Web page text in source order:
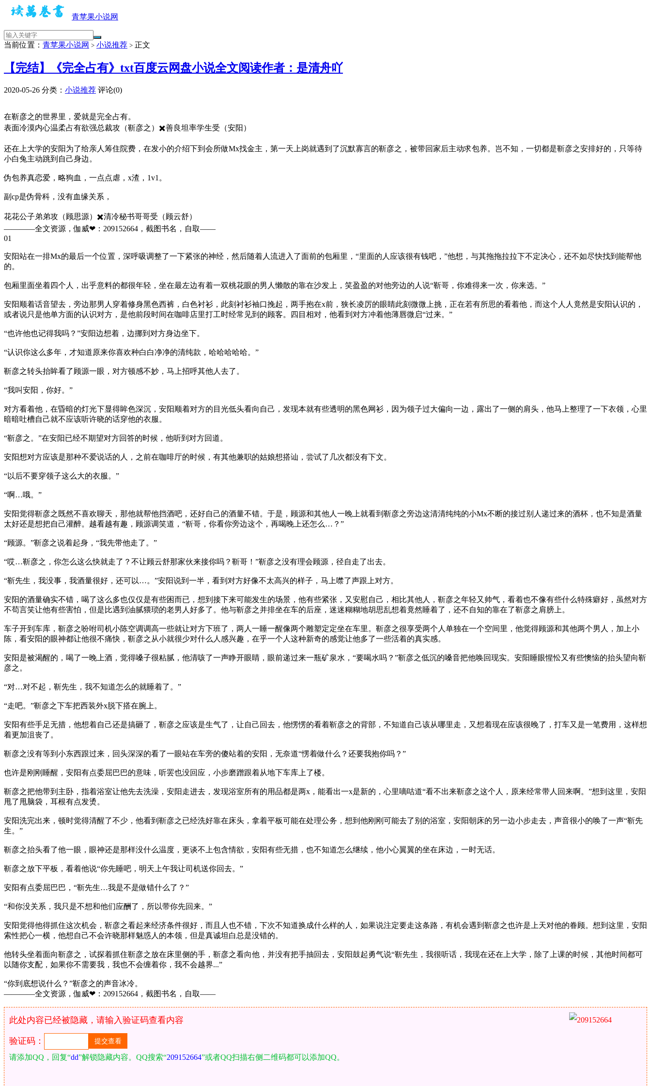
青苹果小说网
当前位置： 青苹果小说网 > 小说推荐 > 正文
【完结】《完全占有》txt百度云网盘小说全文阅读作者：是清舟吖
2020-05-26 分类： 小说推荐 评论(0)
​​在靳彦之的世界里，爱就是完全占有。
表面冷漠内心温柔占有欲强总裁攻（靳彦之）✖️善良坦率学生受（安阳）
还在上大学的安阳为了给亲人筹住院费，在发小的介绍下到会所做Mx找金主，第一天上岗就遇到了沉默寡言的靳彦之，被带回家后主动求包养。岂不知，一切都是靳彦之安排好的，只等待
小白兔主动跳到自己身边。
伪包养真恋爱，略狗血，一点点虐，x渣，1v1。
副cp是伪骨科，没有血缘关系，
花花公子弟弟攻（顾思源）✖️清冷秘书哥哥受（顾云舒）
————全文资源，伽威❤：209152664，截图书名，自取——​​​​
01
安阳站在一排Mx的最后一个位置，深呼吸调整了一下紧张的神经，然后随着人流进入了面前的包厢里，“里面的人应该很有钱吧，”他想，与其拖拖拉拉下不定决心，还不如尽快找到能帮他
的。
包厢里面坐着四个人，出乎意料的都很年轻，坐在最左边有着一双桃花眼的男人懒散的靠在沙发上，笑盈盈的对他旁边的人说“靳哥，你难得来一次，你来选。”
安阳顺着话音望去，旁边那男人穿着修身黑色西裤，白色衬衫，此刻衬衫袖口挽起，两手抱在x前，狭长凌厉的眼睛此刻微微上挑，正在若有所思的看着他，而这个人人竟然是安阳认识的，
或者说只是他单方面的认识对方，是他前段时间在咖啡店里打工时经常见到的顾客。四目相对，他看到对方冲着他薄唇微启“过来。”
“也许他也记得我吗？”安阳边想着，边挪到对方身边坐下。
“认识你这么多年，才知道原来你喜欢种白白净净的清纯款，哈哈哈哈哈。”
靳彦之转头抬眸看了顾源一眼，对方顿感不妙，马上招呼其他人去了。
“我叫安阳，你好。”
对方看着他，在昏暗的灯光下显得眸色深沉，安阳顺着对方的目光低头看向自己，发现本就有些透明的黑色网衫，因为领子过大偏向一边，露出了一侧的肩头，他马上整理了一下衣领，心里
暗暗吐槽自己就不应该听许晓的话穿他的衣服。
“靳彦之。”在安阳已经不期望对方回答的时候，他听到对方回道。
安阳想对方应该是那种不爱说话的人，之前在咖啡厅的时候，有其他兼职的姑娘想搭讪，尝试了几次都没有下文。
“以后不要穿领子这么大的衣服。”
“啊…哦。”
安阳觉得靳彦之既然不喜欢聊天，那他就帮他挡酒吧，还好自己的酒量不错。于是，顾源和其他人一晚上就看到靳彦之旁边这清清纯纯的小Mx不断的接过别人递过来的酒杯，也不知是酒量
太好还是想把自己灌醉。越看越有趣，顾源调笑道，“靳哥，你看你旁边这个，再喝晚上还怎么…？”
“顾源。”靳彦之说着起身，“我先带他走了。”
“哎…靳彦之，你怎么这么快就走了？不让顾云舒那家伙来接你吗？靳哥！”靳彦之没有理会顾源，径自走了出去。
“靳先生，我没事，我酒量很好，还可以…。”安阳说到一半，看到对方好像不太高兴的样子，马上噤了声跟上对方。
安阳的酒量确实不错，喝了这么多也仅仅是有些困而已，想到接下来可能发生的场景，他有些紧张，又安慰自己，相比其他人，靳彦之年轻又帅气，看着也不像有些什么特殊癖好，虽然对方
不苟言笑让他有些害怕，但是比遇到油腻猥琐的老男人好多了。他与靳彦之并排坐在车的后座，迷迷糊糊地胡思乱想着竟然睡着了，还不自知的靠在了靳彦之肩膀上。
车子开到车库，靳彦之吩咐司机小陈空调调高一些就让对方下班了，两人一睡一醒像两个雕塑定定坐在车里。靳彦之很享受两个人单独在一个空间里，他觉得顾源和其他两个男人，加上小
陈，看安阳的眼神都让他很不痛快，靳彦之从小就很少对什么人感兴趣，在乎一个人这种新奇的感觉让他多了一些活着的真实感。
安阳是被渴醒的，喝了一晚上酒，觉得嗓子很粘腻，他清咳了一声睁开眼睛，眼前递过来一瓶矿泉水，“要喝水吗？”靳彦之低沉的嗓音把他唤回现实。安阳睡眼惺忪又有些懊恼的抬头望向靳
彦之。
“对…对不起，靳先生，我不知道怎么的就睡着了。”
“走吧。”靳彦之下车把西装外x脱下搭在腕上。
安阳有些手足无措，他想着自己还是搞砸了，靳彦之应该是生气了，让自己回去，他愣愣的看着靳彦之的背部，不知道自己该从哪里走，又想着现在应该很晚了，打车又是一笔费用，这样想
着更加沮丧了。
靳彦之没有等到小东西跟过来，回头深深的看了一眼站在车旁的傻站着的安阳，无奈道“愣着做什么？还要我抱你吗？”
也许是刚刚睡醒，安阳有点委屈巴巴的意味，听罢也没回应，小步磨蹭跟着从地下车库上了楼。
靳彦之把他带到主卧，指着浴室让他先去洗澡，安阳走进去，发现浴室所有的用品都是两x，能看出一x是新的，心里嘀咕道“看不出来靳彦之这个人，原来经常带人回来啊。”想到这里，安阳
甩了甩脑袋，耳根有点发烫。
安阳洗完出来，顿时觉得清醒了不少，他看到靳彦之已经洗好靠在床头，拿着平板可能在处理公务，想到他刚刚可能去了别的浴室，安阳朝床的另一边小步走去，声音很小的唤了一声“靳先
生。”
靳彦之抬头看了他一眼，眼神还是那样没什么温度，更谈不上包含情欲，安阳有些无措，也不知道怎么继续，他小心翼翼的坐在床边，一时无话。
靳彦之放下平板，看着他说“你先睡吧，明天上午我让司机送你回去。”
安阳有点委屈巴巴，“靳先生…我是不是做错什么了？”
“和你没关系，我只是不想和他们应酬了，所以带你先回来。”
安阳觉得他得抓住这次机会，靳彦之看起来经济条件很好，而且人也不错，下次不知道换成什么样的人，如果说注定要走这条路，有机会遇到靳彦之也许是上天对他的眷顾。想到这里，安阳
索性把心一横，他想自己不会许晓那样魅惑人的本领，但是真诚坦白总是没错的。
他转头坐着面向靳彦之，试探着抓住靳彦之放在床里侧的手，靳彦之看向他，并没有把手抽回去，安阳鼓起勇气说“靳先生，我很听话，我现在还在上大学，除了上课的时候，其他时间都可
以随你支配，如果你不需要我，我也不会缠着你，我不会越界...”
“你到底想说什么？”靳彦之的声音冰冷。
————全文资源，伽威❤：209152664，截图书名，自取——​​​​
此处内容已经被隐藏，请输入验证码查看内容
验证码：
请添加QQ，回复“dd”解锁隐藏内容。QQ搜索“209152664”或者QQ扫描右侧二维码都可以添加QQ。